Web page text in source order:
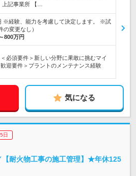
上記事業所 【…
※経験、能力を考慮して決定します。 ※試
の変更なし）
800万円
必須要件＞新しい分野に果敢に挑むマイ
迎要件＞プラントのメンテナンス経験
気になる
日
【耐火物工事の施工管理】★年休125